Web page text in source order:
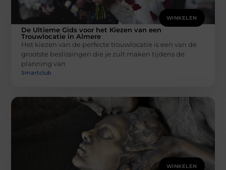
WINKELEN
De Ultieme Gids voor het Kiezen van een
Trouwlocatie in Almere
Het kiezen van de perfecte trouwlocatie is een van de
grootste beslissingen die je zult maken tijdens de
planning van
Smartclub
WINKELEN